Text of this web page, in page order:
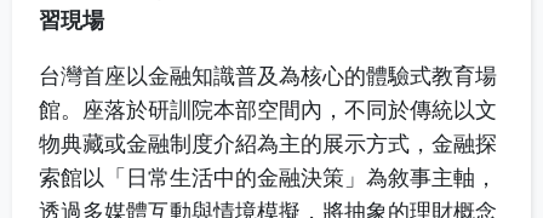
習現場
台灣首座以金融知識普及為核心的體驗式教育場
館。座落於研訓院本部空間內，不同於傳統以文
物典藏或金融制度介紹為主的展示方式，金融探
索館以「日常生活中的金融決策」為敘事主軸，
透過多媒體互動與情境模擬，將抽象的理財概念